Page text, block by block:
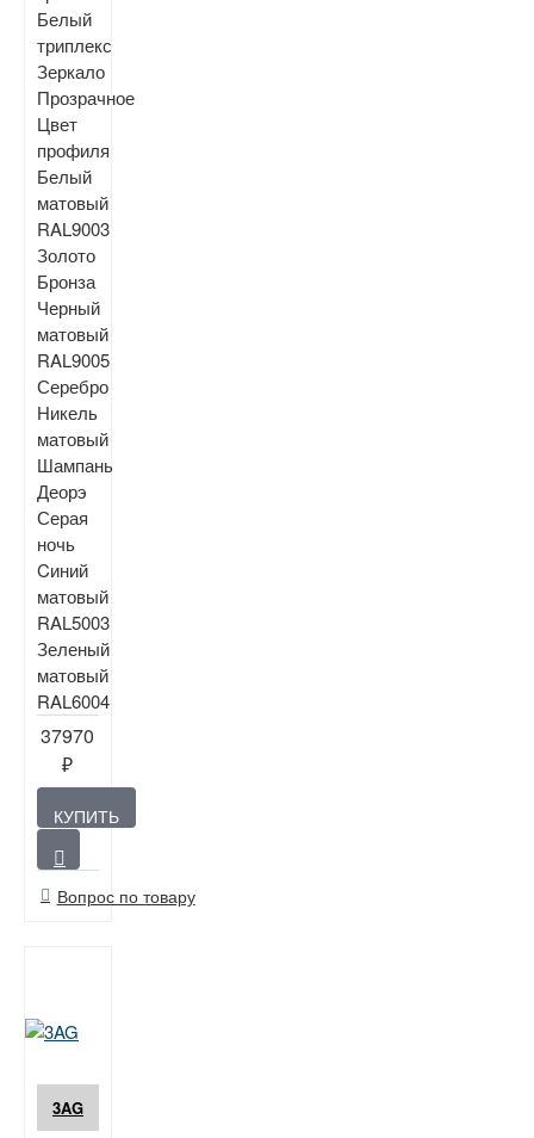
Белый
триплекс
Зеркало
Прозрачное
Цвет
профиля
Белый
матовый
RAL9003
Золото
Бронза
Черный
матовый
RAL9005
Серебро
Никель
матовый
Шампань
Деорэ
Серая
ночь
Cиний
матовый
RAL5003
Зеленый
матовый
RAL6004
37970
₽
КУПИТЬ
Вопрос по товару
3AG